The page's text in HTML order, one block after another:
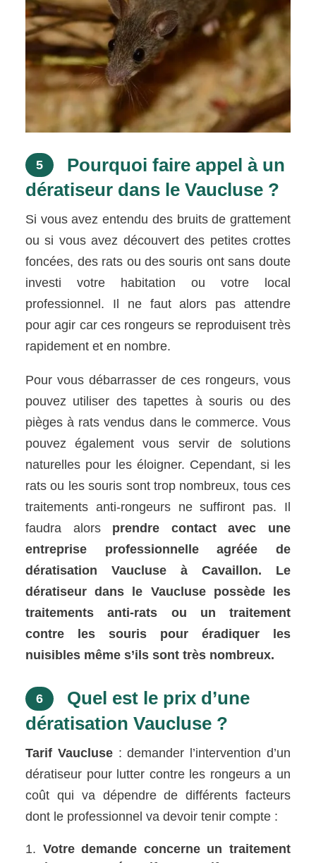
5
Pourquoi faire appel à un
dératiseur dans le Vaucluse ?
Si vous avez entendu des bruits de grattement
ou si vous avez découvert des petites crottes
foncées, des rats ou des souris ont sans doute
investi votre habitation ou votre local
professionnel. Il ne faut alors pas attendre
pour agir car ces rongeurs se reproduisent très
rapidement et en nombre.
Pour vous débarrasser de ces rongeurs, vous
pouvez utiliser des tapettes à souris ou des
pièges à rats vendus dans le commerce. Vous
pouvez également vous servir de solutions
naturelles pour les éloigner. Cependant, si les
rats ou les souris sont trop nombreux, tous ces
traitements anti-rongeurs ne suffiront pas. Il
faudra alorsprendre contact avec une
entreprise professionnelle agréée de
dératisation Vaucluse à Cavaillon. Le
dératiseur dans le Vaucluse possède les
traitements anti-rats ou un traitement
contre les souris pour éradiquer les
nuisibles même s’ils sont très nombreux.
6
Quel est le prix d’une
dératisation Vaucluse ?
Tarif Vaucluse : demander l’intervention d’un
dératiseur pour lutter contre les rongeurs a un
coût qui va dépendre de différents facteurs
dont le professionnel va devoir tenir compte :
Votre demande concerne un traitement